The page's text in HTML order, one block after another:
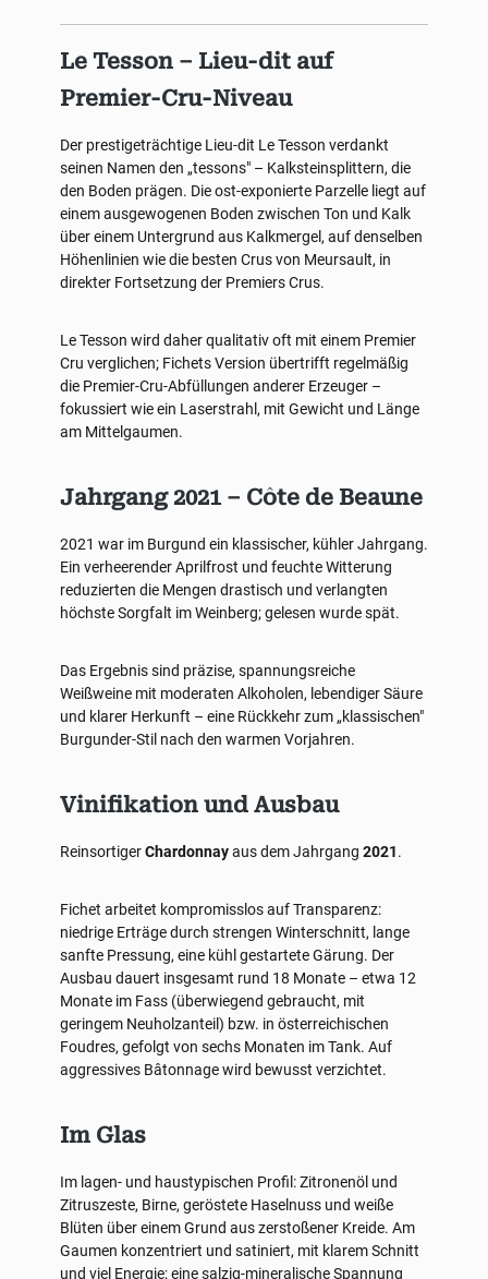
Le Tesson – Lieu-dit auf
Premier-Cru-Niveau
Der prestigeträchtige Lieu-dit Le Tesson verdankt
seinen Namen den „tessons" – Kalksteinsplittern, die
den Boden prägen. Die ost-exponierte Parzelle liegt auf
einem ausgewogenen Boden zwischen Ton und Kalk
über einem Untergrund aus Kalkmergel, auf denselben
Höhenlinien wie die besten Crus von Meursault, in
direkter Fortsetzung der Premiers Crus.
Le Tesson wird daher qualitativ oft mit einem Premier
Cru verglichen; Fichets Version übertrifft regelmäßig
die Premier-Cru-Abfüllungen anderer Erzeuger –
fokussiert wie ein Laserstrahl, mit Gewicht und Länge
am Mittelgaumen.
Jahrgang 2021 – Côte de Beaune
2021 war im Burgund ein klassischer, kühler Jahrgang.
Ein verheerender Aprilfrost und feuchte Witterung
reduzierten die Mengen drastisch und verlangten
höchste Sorgfalt im Weinberg; gelesen wurde spät.
Das Ergebnis sind präzise, spannungsreiche
Weißweine mit moderaten Alkoholen, lebendiger Säure
und klarer Herkunft – eine Rückkehr zum „klassischen"
Burgunder-Stil nach den warmen Vorjahren.
Vinifikation und Ausbau
ReinsortigerChardonnayaus dem Jahrgang 2021.
Fichet arbeitet kompromisslos auf Transparenz:
niedrige Erträge durch strengen Winterschnitt, lange
sanfte Pressung, eine kühl gestartete Gärung. Der
Ausbau dauert insgesamt rund 18 Monate – etwa 12
Monate im Fass (überwiegend gebraucht, mit
geringem Neuholzanteil) bzw. in österreichischen
Foudres, gefolgt von sechs Monaten im Tank. Auf
aggressives Bâtonnage wird bewusst verzichtet.
Im Glas
Im lagen- und haustypischen Profil: Zitronenöl und
Zitruszeste, Birne, geröstete Haselnuss und weiße
Blüten über einem Grund aus zerstoßener Kreide. Am
Gaumen konzentriert und satiniert, mit klarem Schnitt
und viel Energie; eine salzig-mineralische Spannung